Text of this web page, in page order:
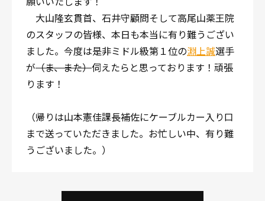
大山隆玄貫首、石井守顧問そして高尾山薬王院
のスタッフの皆様、本日も本当に有り難うござい
ました。今度は是非ミドル級第１位の淵上誠選手
が（ま、また）伺えたらと思っております！頑張
ります！
（帰りは山本憲佳課長補佐にケーブルカー入り口
まで送っていただきました。お忙しい中、有り難
うございました。）